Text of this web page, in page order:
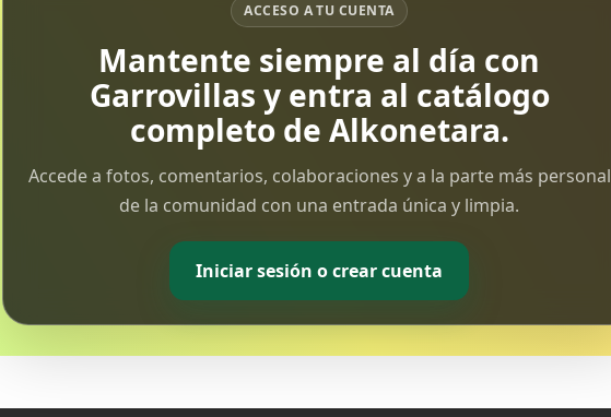
ACCESO A TU CUENTA
Mantente siempre al día con
Garrovillas y entra al catálogo
completo de Alkonetara.
Accede a fotos, comentarios, colaboraciones y a la parte más personal
de la comunidad con una entrada única y limpia.
Iniciar sesión o crear cuenta